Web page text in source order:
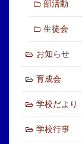
部活動
生徒会
お知らせ
育成会
学校だより
学校行事